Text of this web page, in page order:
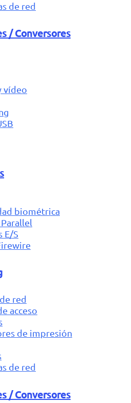
de red
/ Conversores
vídeo
biométrica
E/S
red
acceso
de impresión
de red
/ Conversores